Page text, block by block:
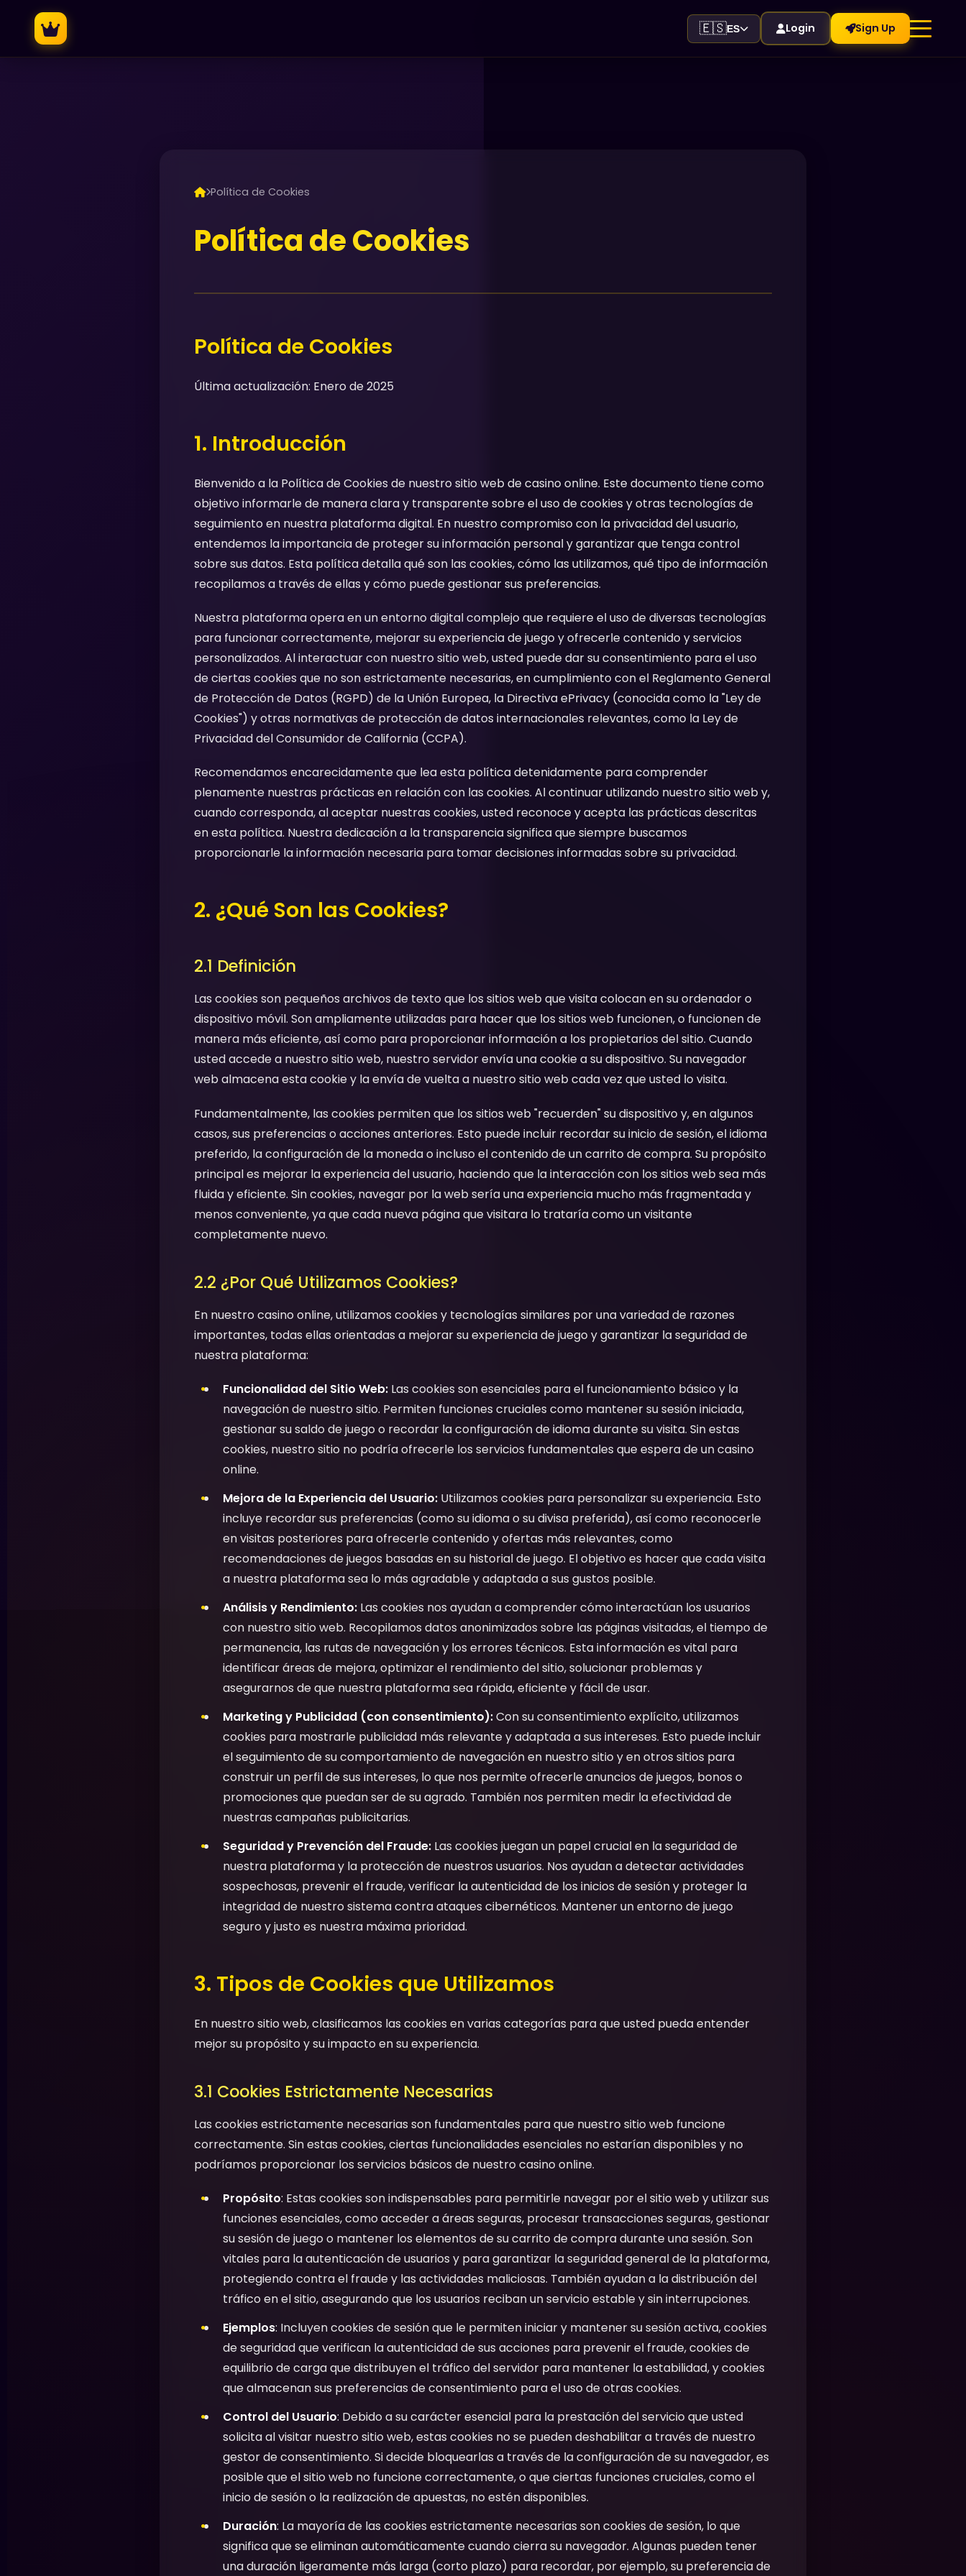
🇪🇸ES Login Sign Up
Política de Cookies
Política de Cookies
Política de Cookies
Última actualización: Enero de 2025
1. Introducción
Bienvenido a la Política de Cookies de nuestro sitio web de casino online. Este documento tiene como
objetivo informarle de manera clara y transparente sobre el uso de cookies y otras tecnologías de
seguimiento en nuestra plataforma digital. En nuestro compromiso con la privacidad del usuario,
entendemos la importancia de proteger su información personal y garantizar que tenga control
sobre sus datos. Esta política detalla qué son las cookies, cómo las utilizamos, qué tipo de información
recopilamos a través de ellas y cómo puede gestionar sus preferencias.
Nuestra plataforma opera en un entorno digital complejo que requiere el uso de diversas tecnologías
para funcionar correctamente, mejorar su experiencia de juego y ofrecerle contenido y servicios
personalizados. Al interactuar con nuestro sitio web, usted puede dar su consentimiento para el uso
de ciertas cookies que no son estrictamente necesarias, en cumplimiento con el Reglamento General
de Protección de Datos (RGPD) de la Unión Europea, la Directiva ePrivacy (conocida como la "Ley de
Cookies") y otras normativas de protección de datos internacionales relevantes, como la Ley de
Privacidad del Consumidor de California (CCPA).
Recomendamos encarecidamente que lea esta política detenidamente para comprender
plenamente nuestras prácticas en relación con las cookies. Al continuar utilizando nuestro sitio web y,
cuando corresponda, al aceptar nuestras cookies, usted reconoce y acepta las prácticas descritas
en esta política. Nuestra dedicación a la transparencia significa que siempre buscamos
proporcionarle la información necesaria para tomar decisiones informadas sobre su privacidad.
2. ¿Qué Son las Cookies?
2.1 Definición
Las cookies son pequeños archivos de texto que los sitios web que visita colocan en su ordenador o
dispositivo móvil. Son ampliamente utilizadas para hacer que los sitios web funcionen, o funcionen de
manera más eficiente, así como para proporcionar información a los propietarios del sitio. Cuando
usted accede a nuestro sitio web, nuestro servidor envía una cookie a su dispositivo. Su navegador
web almacena esta cookie y la envía de vuelta a nuestro sitio web cada vez que usted lo visita.
Fundamentalmente, las cookies permiten que los sitios web "recuerden" su dispositivo y, en algunos
casos, sus preferencias o acciones anteriores. Esto puede incluir recordar su inicio de sesión, el idioma
preferido, la configuración de la moneda o incluso el contenido de un carrito de compra. Su propósito
principal es mejorar la experiencia del usuario, haciendo que la interacción con los sitios web sea más
fluida y eficiente. Sin cookies, navegar por la web sería una experiencia mucho más fragmentada y
menos conveniente, ya que cada nueva página que visitara lo trataría como un visitante
completamente nuevo.
2.2 ¿Por Qué Utilizamos Cookies?
En nuestro casino online, utilizamos cookies y tecnologías similares por una variedad de razones
importantes, todas ellas orientadas a mejorar su experiencia de juego y garantizar la seguridad de
nuestra plataforma:
Funcionalidad del Sitio Web: Las cookies son esenciales para el funcionamiento básico y la
navegación de nuestro sitio. Permiten funciones cruciales como mantener su sesión iniciada,
gestionar su saldo de juego o recordar la configuración de idioma durante su visita. Sin estas
cookies, nuestro sitio no podría ofrecerle los servicios fundamentales que espera de un casino
online.
Mejora de la Experiencia del Usuario: Utilizamos cookies para personalizar su experiencia. Esto
incluye recordar sus preferencias (como su idioma o su divisa preferida), así como reconocerle
en visitas posteriores para ofrecerle contenido y ofertas más relevantes, como
recomendaciones de juegos basadas en su historial de juego. El objetivo es hacer que cada visita
a nuestra plataforma sea lo más agradable y adaptada a sus gustos posible.
Análisis y Rendimiento: Las cookies nos ayudan a comprender cómo interactúan los usuarios
con nuestro sitio web. Recopilamos datos anonimizados sobre las páginas visitadas, el tiempo de
permanencia, las rutas de navegación y los errores técnicos. Esta información es vital para
identificar áreas de mejora, optimizar el rendimiento del sitio, solucionar problemas y
asegurarnos de que nuestra plataforma sea rápida, eficiente y fácil de usar.
Marketing y Publicidad (con consentimiento):Con su consentimiento explícito, utilizamos
cookies para mostrarle publicidad más relevante y adaptada a sus intereses. Esto puede incluir
el seguimiento de su comportamiento de navegación en nuestro sitio y en otros sitios para
construir un perfil de sus intereses, lo que nos permite ofrecerle anuncios de juegos, bonos o
promociones que puedan ser de su agrado. También nos permiten medir la efectividad de
nuestras campañas publicitarias.
Seguridad y Prevención del Fraude: Las cookies juegan un papel crucial en la seguridad de
nuestra plataforma y la protección de nuestros usuarios. Nos ayudan a detectar actividades
sospechosas, prevenir el fraude, verificar la autenticidad de los inicios de sesión y proteger la
integridad de nuestro sistema contra ataques cibernéticos. Mantener un entorno de juego
seguro y justo es nuestra máxima prioridad.
3. Tipos de Cookies que Utilizamos
En nuestro sitio web, clasificamos las cookies en varias categorías para que usted pueda entender
mejor su propósito y su impacto en su experiencia.
3.1 Cookies Estrictamente Necesarias
Las cookies estrictamente necesarias son fundamentales para que nuestro sitio web funcione
correctamente. Sin estas cookies, ciertas funcionalidades esenciales no estarían disponibles y no
podríamos proporcionar los servicios básicos de nuestro casino online.
Propósito: Estas cookies son indispensables para permitirle navegar por el sitio web y utilizar sus
funciones esenciales, como acceder a áreas seguras, procesar transacciones seguras, gestionar
su sesión de juego o mantener los elementos de su carrito de compra durante una sesión. Son
vitales para la autenticación de usuarios y para garantizar la seguridad general de la plataforma,
protegiendo contra el fraude y las actividades maliciosas. También ayudan a la distribución del
tráfico en el sitio, asegurando que los usuarios reciban un servicio estable y sin interrupciones.
Ejemplos: Incluyen cookies de sesión que le permiten iniciar y mantener su sesión activa, cookies
de seguridad que verifican la autenticidad de sus acciones para prevenir el fraude, cookies de
equilibrio de carga que distribuyen el tráfico del servidor para mantener la estabilidad, y cookies
que almacenan sus preferencias de consentimiento para el uso de otras cookies.
Control del Usuario: Debido a su carácter esencial para la prestación del servicio que usted
solicita al visitar nuestro sitio web, estas cookies no se pueden deshabilitar a través de nuestro
gestor de consentimiento. Si decide bloquearlas a través de la configuración de su navegador, es
posible que el sitio web no funcione correctamente, o que ciertas funciones cruciales, como el
inicio de sesión o la realización de apuestas, no estén disponibles.
Duración: La mayoría de las cookies estrictamente necesarias son cookies de sesión, lo que
significa que se eliminan automáticamente cuando cierra su navegador. Algunas pueden tener
una duración ligeramente más larga (corto plazo) para recordar, por ejemplo, su preferencia de